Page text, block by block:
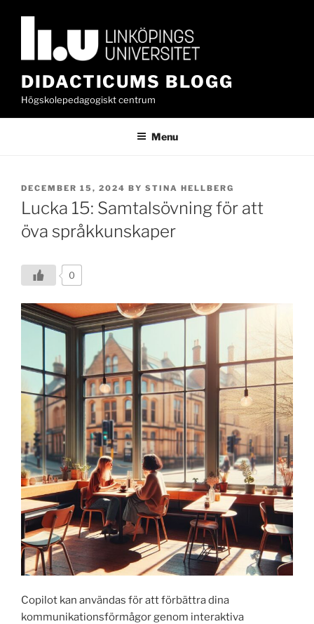
DIDACTICUMS BLOGG
Högskolepedagogiskt centrum
Menu
POSTED
ON
DECEMBER 15, 2024 BY STINA HELLBERG
Lucka 15: Samtalsövning för att
öva språkkunskaper
0
Copilot kan användas för att förbättra dina
kommunikationsförmågor genom interaktiva